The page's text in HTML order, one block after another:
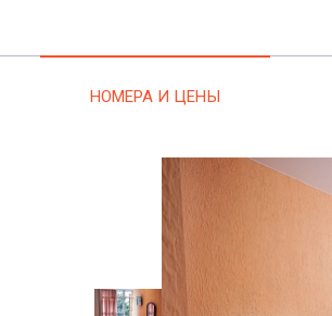
НОМЕРА И ЦЕНЫ